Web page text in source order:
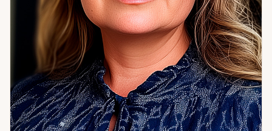
двигаться вперёд — опишите ситуацию. Я помогу увидеть
причины и предложу конкретные шаги для их устранения.